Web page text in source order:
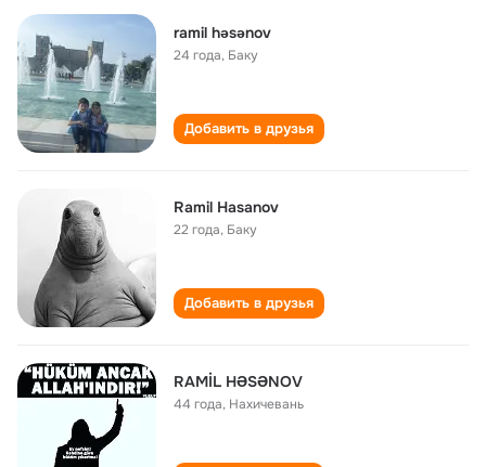
ramil həsənov
24 года, Баку
Добавить в друзья
Ramil Hasanov
22 года, Баку
Добавить в друзья
RAMİL HƏSƏNOV
44 года, Нахичевань